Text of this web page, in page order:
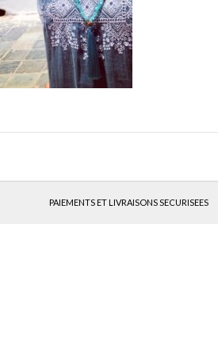
PAIEMENTS ET LIVRAISONS SECURISEES